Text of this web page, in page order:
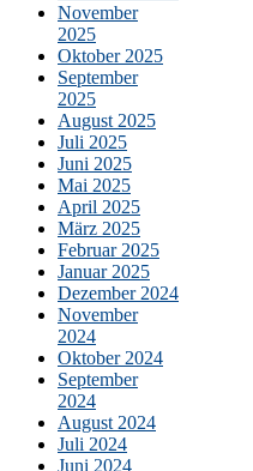
November
2025
Oktober 2025
September
2025
August 2025
Juli 2025
Juni 2025
Mai 2025
April 2025
März 2025
Februar 2025
Januar 2025
Dezember 2024
November
2024
Oktober 2024
September
2024
August 2024
Juli 2024
Juni 2024